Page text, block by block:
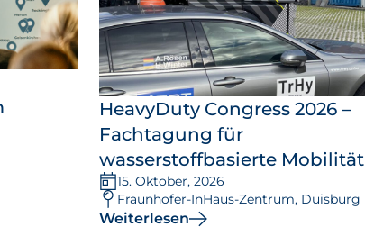
HeavyDuty Congress 2026 –
Fachtagung für
wasserstoffbasierte Mobilität
15. Oktober, 2026
Fraunhofer-InHaus-Zentrum, Duisburg
Weiterlesen